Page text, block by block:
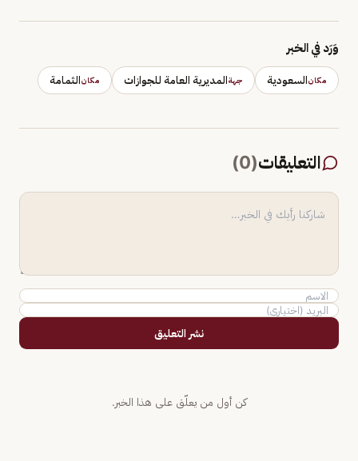
وَرَد في الخبر
مكانالسعودية جهةالمديرية العامة للجوازات مكانالثمامة
التعليقات(
0
)
نشر التعليق
كن أول من يعلّق على هذا الخبر.